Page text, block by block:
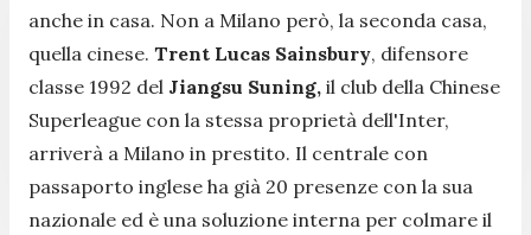
anche in casa. Non a Milano però, la seconda casa,
quella cinese. Trent Lucas Sainsbury, difensore
classe 1992 del Jiangsu Suning, il club della Chinese
Superleague con la stessa proprietà dell'Inter,
arriverà a Milano in prestito. Il centrale con
passaporto inglese ha già 20 presenze con la sua
nazionale ed è una soluzione interna per colmare il